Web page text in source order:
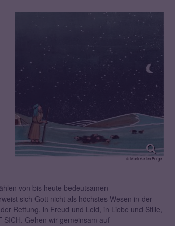
© Marieke ten Berge
von bis heute bedeutsamen
sich Gott nicht als höchstes Wesen in der
Rettung, in Freud und Leid, in Liebe und Stille,
Gehen wir gemeinsam auf